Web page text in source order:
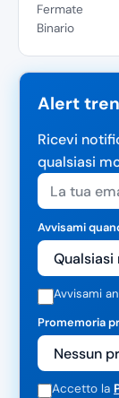
Fermate
Binario
Alert
Ricevi
qualsiasi
Avvisami
Avvisami
Promemoria
Accetto la